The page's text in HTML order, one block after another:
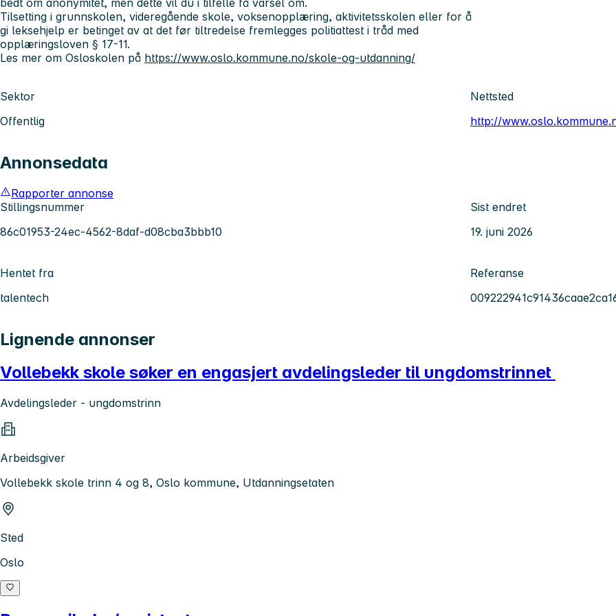
Tilsetting i grunnskolen, videregående skole, voksenopplæring, aktivitetsskolen eller for å
gi leksehjelp er betinget av at det før tiltredelse fremlegges politiattest i tråd med
opplæringsloven § 17-11.
Les mer om Osloskolen på https://www.oslo.kommune.no/skole-og-utdanning/
Sektor
Offentlig
Nettsted
http://
Annonsedata
Rapporter annonse
Stillingsnummer
86c01953-24ec-4562-8daf-d08cba3bbb10
Sist endret
19. juni 2026
Hentet fra
talentech
Referanse
Lignende annonser
Vollebekk skole søker en engasjert avdelingsleder til ungdomstrinnet
Avdelingsleder - ungdomstrinn
Arbeidsgiver
Vollebekk skole trinn 4 og 8, Oslo kommune, Utdanningsetaten
Sted
Oslo